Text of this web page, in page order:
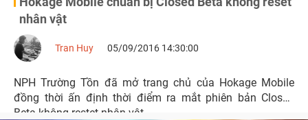
nhân vật
Tran Huy 05/09/2016 14:30:00
NPH Trường Tồn đã mở trang chủ của Hokage Mobile
đồng thời ấn định thời điểm ra mắt phiên bản Closed
Beta không restet nhân vật.